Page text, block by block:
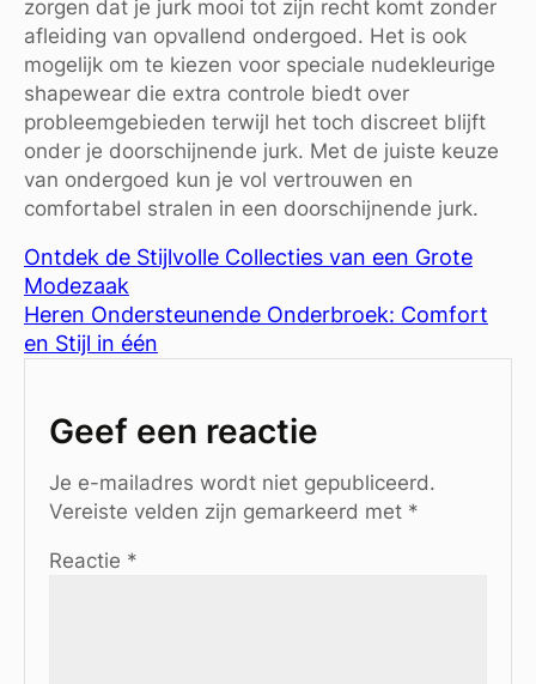
zorgen dat je jurk mooi tot zijn recht komt zonder
afleiding van opvallend ondergoed. Het is ook
mogelijk om te kiezen voor speciale nudekleurige
shapewear die extra controle biedt over
probleemgebieden terwijl het toch discreet blijft
onder je doorschijnende jurk. Met de juiste keuze
van ondergoed kun je vol vertrouwen en
comfortabel stralen in een doorschijnende jurk.
Ontdek de Stijlvolle Collecties van een Grote
Modezaak
Heren Ondersteunende Onderbroek: Comfort
en Stijl in één
Geef een reactie
Je e-mailadres wordt niet gepubliceerd.
Vereiste velden zijn gemarkeerd met *
Reactie *